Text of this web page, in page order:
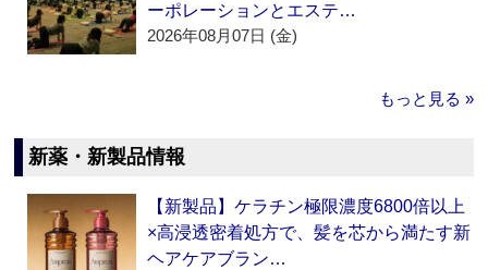
ーポレーションとエステ…
2026年08月07日 (金)
もっと見る »
新薬・新製品情報
【新製品】ケラチン極限濃度6800倍以上
×高浸透密着処方で、髪を芯から満たす新
ヘアケアブラン…